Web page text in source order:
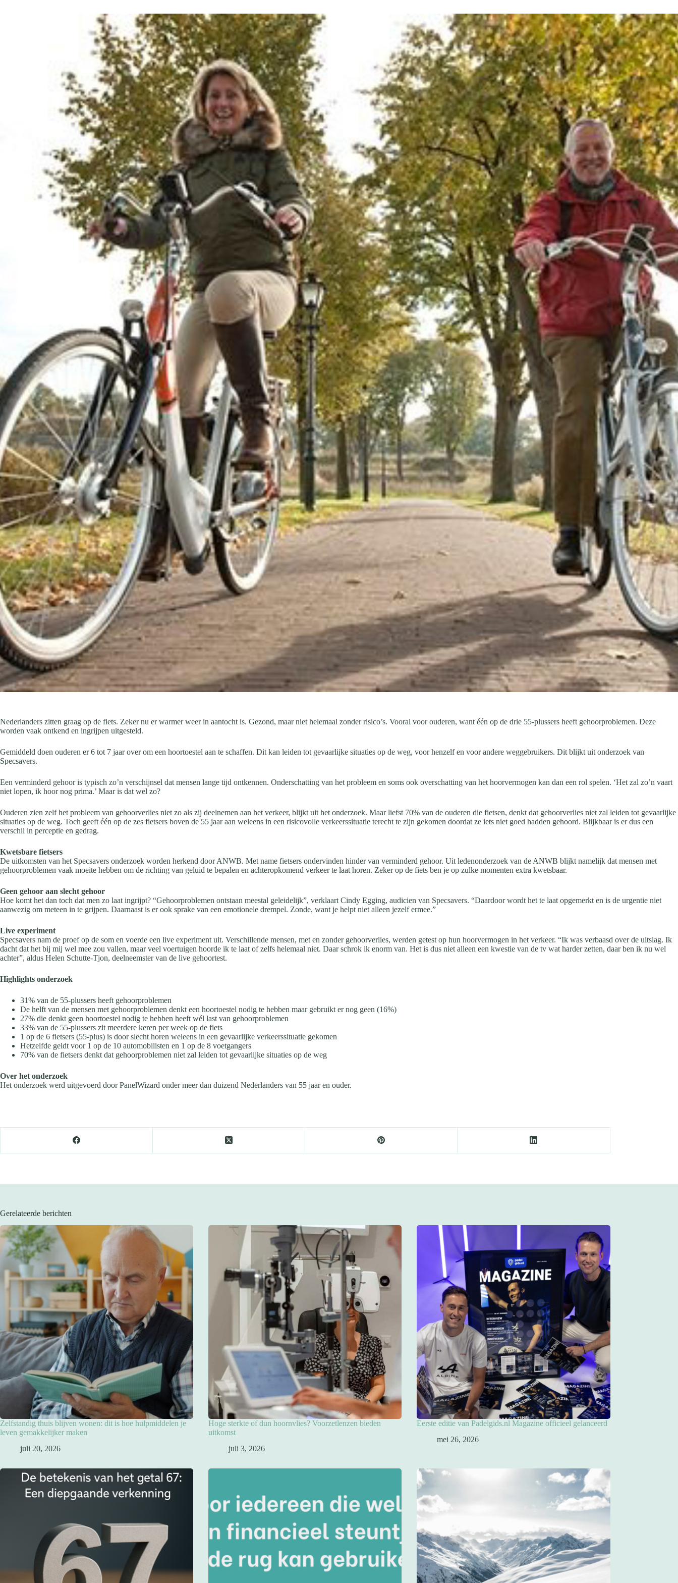
Nederlanders zitten graag op de fiets. Zeker nu er warmer weer in aantocht is. Gezond, maar niet helemaal zonder risico’s. Vooral voor ouderen, want één op de drie 55-plussers heeft gehoorproblemen. Deze
worden vaak ontkend en ingrijpen uitgesteld.
Gemiddeld doen ouderen er 6 tot 7 jaar over om een hoortoestel aan te schaffen. Dit kan leiden tot gevaarlijke situaties op de weg, voor henzelf en voor andere weggebruikers. Dit blijkt uit onderzoek van
Specsavers.
Een verminderd gehoor is typisch zo’n verschijnsel dat mensen lange tijd ontkennen. Onderschatting van het probleem en soms ook overschatting van het hoorvermogen kan dan een rol spelen. ‘Het zal zo’n vaart
niet lopen, ik hoor nog prima.’ Maar is dat wel zo?
Ouderen zien zelf het probleem van gehoorverlies niet zo als zij deelnemen aan het verkeer, blijkt uit het onderzoek. Maar liefst 70% van de ouderen die fietsen, denkt dat gehoorverlies niet zal leiden tot gevaarlijke
situaties op de weg. Toch geeft één op de zes fietsers boven de 55 jaar aan weleens in een risicovolle verkeerssituatie terecht te zijn gekomen doordat ze iets niet goed hadden gehoord. Blijkbaar is er dus een
verschil in perceptie en gedrag.
Kwetsbare fietsers
De uitkomsten van het Specsavers onderzoek worden herkend door ANWB. Met name fietsers ondervinden hinder van verminderd gehoor. Uit ledenonderzoek van de ANWB blijkt namelijk dat mensen met
gehoorproblemen vaak moeite hebben om de richting van geluid te bepalen en achteropkomend verkeer te laat horen. Zeker op de fiets ben je op zulke momenten extra kwetsbaar.
Geen gehoor aan slecht gehoor
Hoe komt het dan toch dat men zo laat ingrijpt? “Gehoorproblemen ontstaan meestal geleidelijk”, verklaart Cindy Egging, audicien van Specsavers. “Daardoor wordt het te laat opgemerkt en is de urgentie niet
aanwezig om meteen in te grijpen. Daarnaast is er ook sprake van een emotionele drempel. Zonde, want je helpt niet alleen jezelf ermee.”
Live experiment
Specsavers nam de proef op de som en voerde een live experiment uit. Verschillende mensen, met en zonder gehoorverlies, werden getest op hun hoorvermogen in het verkeer. “Ik was verbaasd over de uitslag. Ik
dacht dat het bij mij wel mee zou vallen, maar veel voertuigen hoorde ik te laat of zelfs helemaal niet. Daar schrok ik enorm van. Het is dus niet alleen een kwestie van de tv wat harder zetten, daar ben ik nu wel
achter”, aldus Helen Schutte-Tjon, deelneemster van de live gehoortest.
Highlights onderzoek
31% van de 55-plussers heeft gehoorproblemen
De helft van de mensen met gehoorproblemen denkt een hoortoestel nodig te hebben maar gebruikt er nog geen (16%)
27% die denkt geen hoortoestel nodig te hebben heeft wél last van gehoorproblemen
33% van de 55-plussers zit meerdere keren per week op de fiets
1 op de 6 fietsers (55-plus) is door slecht horen weleens in een gevaarlijke verkeerssituatie gekomen
Hetzelfde geldt voor 1 op de 10 automobilisten en 1 op de 8 voetgangers
70% van de fietsers denkt dat gehoorproblemen niet zal leiden tot gevaarlijke situaties op de weg
Over het onderzoek
Het onderzoek werd uitgevoerd door PanelWizard onder meer dan duizend Nederlanders van 55 jaar en ouder.
Gerelateerde berichten
Zelfstandig thuis blijven wonen: dit is hoe hulpmiddelen je
leven gemakkelijker maken
juli 20, 2026
Hoge sterkte of dun hoornvlies? Voorzetlenzen bieden
uitkomst
juli 3, 2026
Eerste editie van Padelgids.nl Magazine officieel gelanceerd
mei 26, 2026